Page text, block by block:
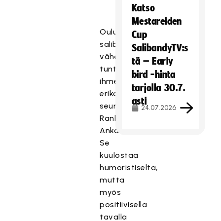
Oululaista
salibandyä
vähemmän
tunteva
ihmettelee
erikoista
seuranimeä.
Rankat
Ankat.
Se
kuulostaa
humoristiselta,
mutta
myös
positiivisella
tavalla
Katso
Mestareiden
Cup
SalibandyTV:s
tä – Early
bird -hinta
tarjolla 30.7.
asti
24.07.2026